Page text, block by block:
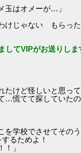
玉はオメーが…」
じゃない もらった
してVIPがお送りしま
たけど怪しいと思っ
てて探していたの
を学校でさせてその
ためよ！
」